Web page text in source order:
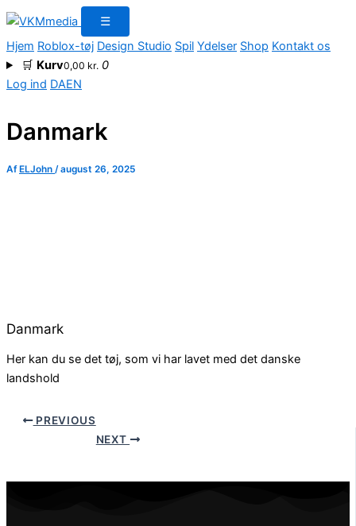
Gå
til
indholdet
☰
Hjem Roblox-tøj Design Studio Spil Ydelser Shop Kontakt os
🛒 Kurv0,00 kr. 0
Log ind DAEN
Danmark
Af ELJohn /august 26, 2025
Danmark
Her kan du se det tøj, som vi har lavet med det danske
landshold
PREVIOUS
NEXT